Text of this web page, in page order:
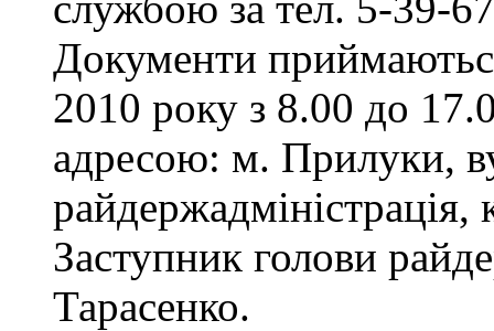
Документи
2010 року з 8.00 до
адресою: м. Прилуки,
Заступник голови
Тарасенко.